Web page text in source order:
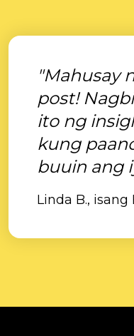
"Mahusay
post!
ito ng
kung
buuin ang
Linda B.,